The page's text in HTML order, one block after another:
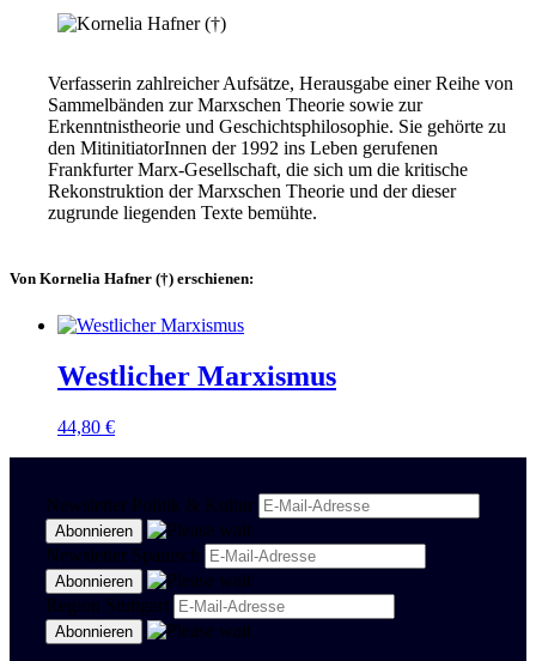
Verfasserin zahlreicher Aufsätze, Herausgabe einer Reihe von
Sammelbänden zur Marxschen Theorie sowie zur
Erkenntnistheorie und Geschichtsphilosophie. Sie gehörte zu
den MitinitiatorInnen der 1992 ins Leben gerufenen
Frankfurter Marx-Gesellschaft, die sich um die kritische
Rekonstruktion der Marxschen Theorie und der dieser
zugrunde liegenden Texte bemühte.
Von Kornelia Hafner (†) erschienen:
Westlicher Marxismus
44,80 €
Newsletter Politik & Kultur
Newsletter Spanisch
Region Stuttgart